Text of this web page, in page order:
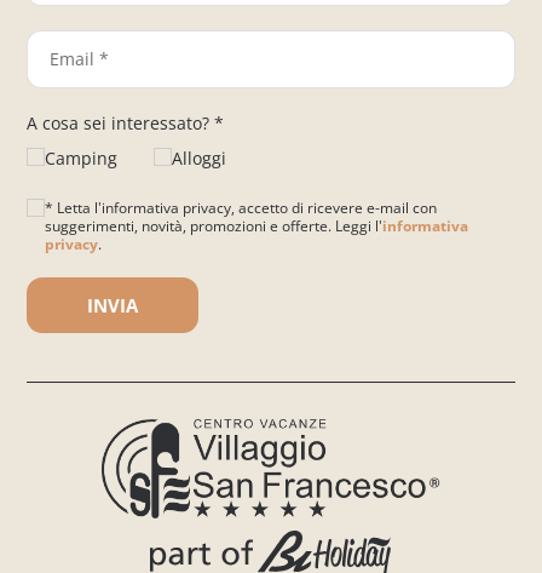
A cosa sei interessato? *
Camping
Alloggi
* Letta l'informativa privacy, accetto di ricevere e-mail con
suggerimenti, novità, promozioni e offerte. Leggi l'informativa
privacy.
Si prega di lasciare vuoto questo campo.